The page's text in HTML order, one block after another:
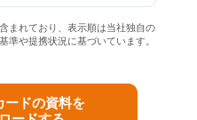
まれており、表示順は当社独自の
基準や提携状況に基づいています。
ードの資料を